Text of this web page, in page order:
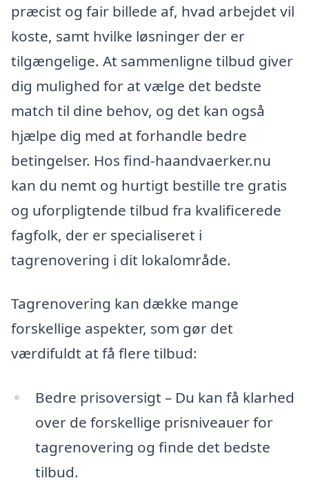
præcist og fair billede af, hvad arbejdet vil
koste, samt hvilke løsninger der er
tilgængelige. At sammenligne tilbud giver
dig mulighed for at vælge det bedste
match til dine behov, og det kan også
hjælpe dig med at forhandle bedre
betingelser. Hos find-haandvaerker.nu
kan du nemt og hurtigt bestille tre gratis
og uforpligtende tilbud fra kvalificerede
fagfolk, der er specialiseret i
tagrenovering i dit lokalområde.
Tagrenovering kan dække mange
forskellige aspekter, som gør det
værdifuldt at få flere tilbud:
Bedre prisoversigt – Du kan få klarhed
over de forskellige prisniveauer for
tagrenovering og finde det bedste
tilbud.